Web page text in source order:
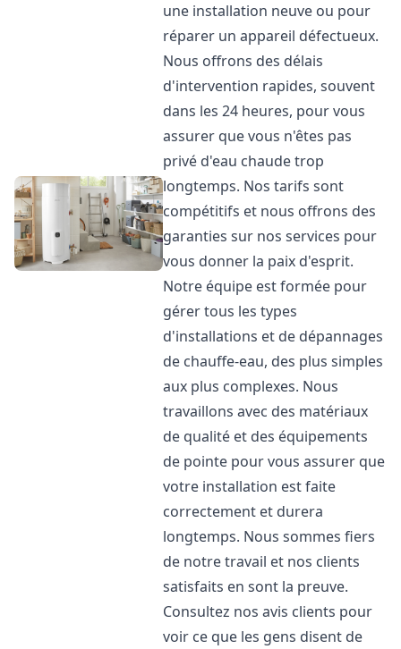
une installation neuve ou pour
réparer un appareil défectueux.
Nous offrons des délais
d'intervention rapides, souvent
dans les 24 heures, pour vous
assurer que vous n'êtes pas
privé d'eau chaude trop
longtemps. Nos tarifs sont
compétitifs et nous offrons des
garanties sur nos services pour
vous donner la paix d'esprit.
Notre équipe est formée pour
gérer tous les types
d'installations et de dépannages
de chauffe-eau, des plus simples
aux plus complexes. Nous
travaillons avec des matériaux
de qualité et des équipements
de pointe pour vous assurer que
votre installation est faite
correctement et durera
longtemps. Nous sommes fiers
de notre travail et nos clients
satisfaits en sont la preuve.
Consultez nos avis clients pour
voir ce que les gens disent de